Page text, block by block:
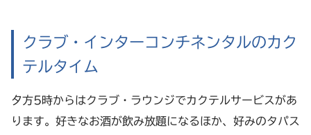
クラブ・インターコンチネンタルのカク
テルタイム
夕方5時からはクラブ・ラウンジでカクテルサービスがあ
ります。好きなお酒が飲み放題になるほか、好みのタパス